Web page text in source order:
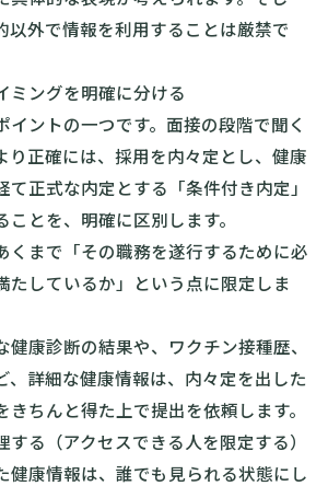
以外で情報を利用することは厳禁で
ミングを明確に分ける
イントの一つです。面接の段階で聞く
り正確には、採用を内々定とし、健康
正式な内定とする「条件付き内定」
とを、明確に区別します。
くまで「その職務を遂行するために必
たしているか」という点に限定しま
康診断の結果や、ワクチン接種歴、
、詳細な健康情報は、内々定を出した
ちんと得た上で提出を依頼します。
る（アクセスできる人を限定する）
健康情報は、誰でも見られる状態にし